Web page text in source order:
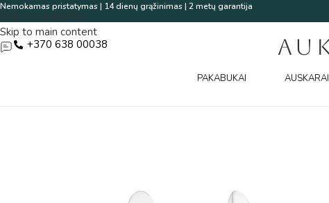
Skip to navigation
Skip to main content
Nemokamas pristatymas | 14 dienų grąžinimas | 2 metų garantija
+370 638 00038
PAKABUKAI AUSKARAI